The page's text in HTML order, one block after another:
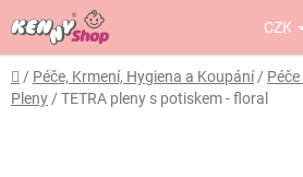
na
obsah
CZK
Domů
/ Péče, Krmení, Hygiena a Koupání /
Pleny / TETRA pleny s potiskem - floral